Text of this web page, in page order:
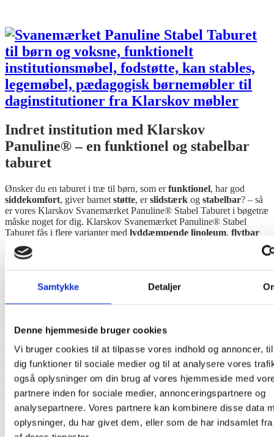
Samtykke Detaljer
Denne hjemmeside bruger cookies
Vi bruger cookies til at tilpasse vores indhold og annoncer,
dig funktioner til sociale medier og til at analysere vores
også oplysninger om din brug af vores hjemmeside med
partnere inden for sociale medier, annonceringspartnere og
analysepartnere. Vores partnere kan kombinere disse data
oplysninger, du har givet dem, eller som de har indsamlet
Indret institution med Klarskov
Panuline® – en funktionel og stabelbar
taburet
Ønsker du en taburet i træ til børn, som erfunktionel, har god
siddekomfort, giver barnet støtte, erslidstærk og stabelbar? – så
er vores Klarskov Svanemærket Panuline® Stabel Taburet i bøgetræ
måske noget for dig. Klarskov Svanemærket Panuline® Stabel
Taburet fås i flere varianter med lyddæmpende linoleum, flytbar
fodstøtte
Svanemærket.
Udnyt pladsen i institutioner og skoler